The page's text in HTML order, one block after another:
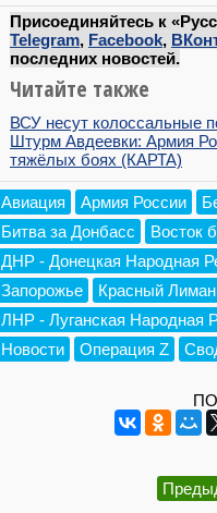
Присоединяйтесь к
Telegram, Facebook,
последних новостей.
Читайте также
ВСУ несут колоссальные
Штурм Авдеевки: Армия
тяжёлых боях (КАРТА)
Авиация Армия России
Битва за Донбасс
Восток
ДНР - Донецкая Народная
Запорожье
Красный Лиман
ЛНР - Луганская Народная
Новости
Операция Z